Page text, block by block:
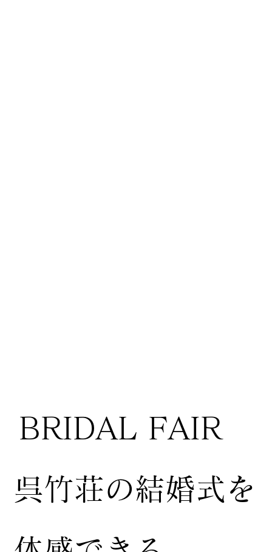
BRIDAL FAIR
​呉竹荘の結婚式を